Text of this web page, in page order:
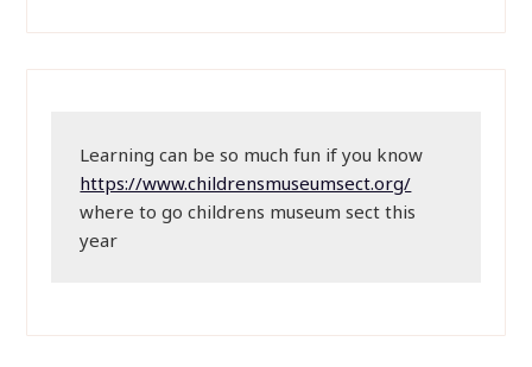
https://www.childrensmuseumsect.org/
where to go childrens museum sect this
year